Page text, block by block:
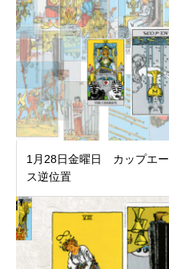
1月28日金曜日 カップエー
ス逆位置